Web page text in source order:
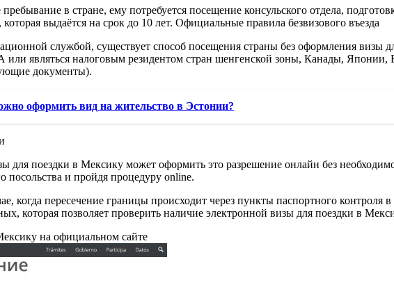
в стране, ему потребуется посещение консульского отдела,
выдаётся на срок до 10 лет. Официальные правила безвизового въезда
службой, существует способ посещения страны без оформления визы
или являться налоговым резидентом стран шенгенской зоны, Канады,
документы).
оформить вид на жительство в Эстонии?
для поездки в Мексику может оформить это разрешение онлайн без
посольства и пройдя процедуру online.
когда пересечение границы происходит через пункты паспортного контроля
которая позволяет проверить наличие электронной визы для поездки в
на официальном сайте